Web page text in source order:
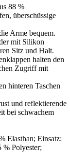
88 %
überschüssige
Arme bequem.
mit Silikon
Sitz und Halt.
halten den
Zugriff mit
hinteren Taschen
und reflektierende
bei schwachem
Elasthan; Einsatz:
% Polyester;